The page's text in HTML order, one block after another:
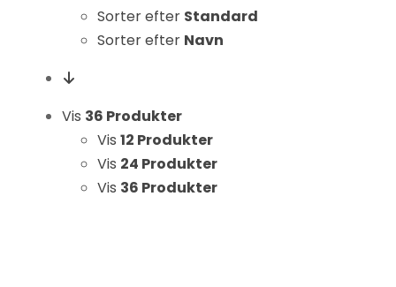
Sorter efter Standard
Sorter efter Navn
Vis 36 Produkter
Vis 12 Produkter
Vis 24 Produkter
Vis 36 Produkter
og struktur, ud
fra hvordan
bruges.
Oplevelse
For at vores
hjemmeside